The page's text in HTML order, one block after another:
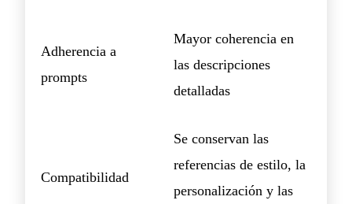
Adherencia a
prompts
Mayor coherencia en
las descripciones
detalladas
Compatibilidad
Se conservan las
referencias de estilo, la
personalización y las